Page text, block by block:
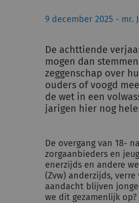
9 december 2025 - mr.
De achttiende
mogen dan
zeggenschap over
ouders of voogd
de wet in een
jarigen hier nog
De overgang van 18-
zorgaanbieders en
enerzijds en andere
(Zvw) anderzijds,
aandacht blijven
we dit gezamenlijk op?